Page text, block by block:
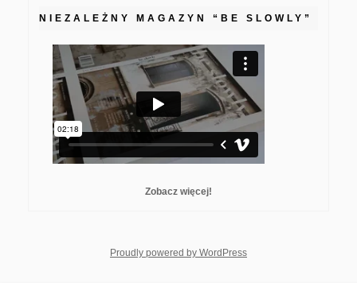
NIEZALEŻNY MAGAZYN “BE SLOWLY”
Zobacz więcej!
Proudly powered by WordPresswhois: Nuno Sarmento